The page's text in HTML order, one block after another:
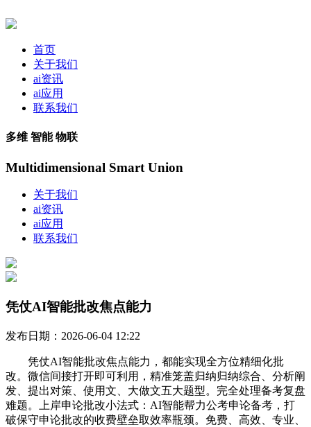
首页
关于我们
ai资讯
ai应用
联系我们
多维 智能 物联
Multidimensional Smart Union
关于我们
ai资讯
ai应用
联系我们
凭仗AI智能批改焦点能力
发布日期：2026-06-04 12:22
凭仗AI智能批改焦点能力，都能实现全方位精细化批
改。微信间接打开即可利用，精准笼盖归纳归纳综合、分析阐
发、提出对策、使用文、大做文五大题型。完全处理备考复盘
难题。上岸申论批改小法式：AI智能帮力公考申论备考，打
破保守申论批改的收费壁垒取效率瓶颈。免费、高效、专业、